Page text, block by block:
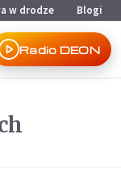
w drodze Blogi
Radio DEON